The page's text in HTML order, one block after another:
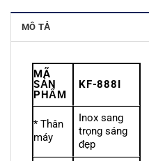
MÔ TẢ
MÃ
SẢN
PHẨM
KF-888I
* Thân
máy
Inox sang
trọng sáng
đẹp